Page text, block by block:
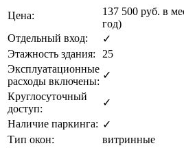
Цена:
137 500 руб. в
год)
Отдельный вход:
✓
Этажность здания:
25
Эксплуатационные
расходы включены:
✓
Круглосуточный
доступ:
✓
Наличие паркинга: ✓
Тип окон:
витринные